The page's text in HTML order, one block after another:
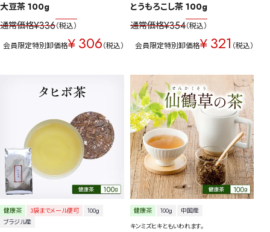
水出し お試しルイボス 仙鶴草深蒸し茶 業務用大容量
予算・価格で探す
〜 円
茶葉を選択
ハーブティー 緑茶
中国茶
容量を選択
500g
大豆茶 100g
通常価格¥336 税込
会員限定特別卸価格¥ 306 税込
とうもろこし茶 100g
通常価格¥354 税込
会員限定特別卸価格¥321 税込
健康茶 3袋までメール便可
100g
ブラジル産
健康茶 100g
中国産
キンミズヒキともいわれます。